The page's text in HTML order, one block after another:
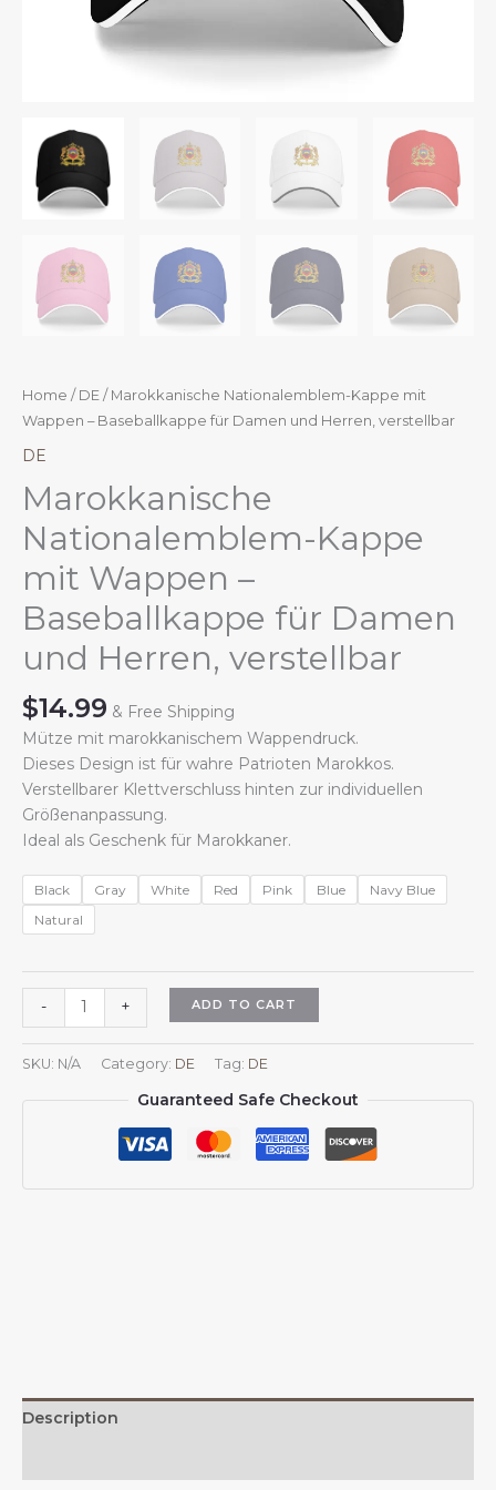
Home / DE / Marokkanische Nationalemblem-Kappe mit
Wappen – Baseballkappe für Damen und Herren, verstellbar
DE
Marokkanische
Nationalemblem-Kappe
mit Wappen –
Baseballkappe für Damen
und Herren, verstellbar
$14.99 & Free Shipping
Mütze mit marokkanischem Wappendruck.
Dieses Design ist für wahre Patrioten Marokkos.
Verstellbarer Klettverschluss hinten zur individuellen
Größenanpassung.
Ideal als Geschenk für Marokkaner.
Black Gray White Red Pink Blue
Navy Blue
Natural
-
Marokkanische
Nationalemblem-
Kappe
mit
Wappen
Baseballkappe
+ ADD TO CART
SKU: N/A Category: DE Tag: DE
Guaranteed Safe Checkout
Description